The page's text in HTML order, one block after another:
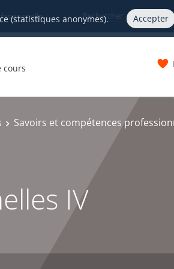
(statistiques anonymes). Accepter
cours
Savoirs et compétences
IV